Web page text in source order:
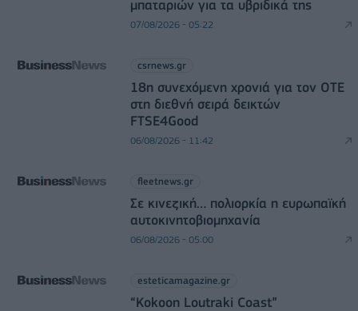
μπαταριών για τα υβριδικά της
07/08/2026 - 05:22
csrnews.gr
18η συνεχόμενη χρονιά για τον ΟΤΕ
στη διεθνή σειρά δεικτών
FTSE4Good
06/08/2026 - 11:42
fleetnews.gr
Σε κινεζική… πολιορκία η ευρωπαϊκή
αυτοκινητοβιομηχανία
06/08/2026 - 05:00
esteticamagazine.gr
“Kokoon Loutraki Coast”